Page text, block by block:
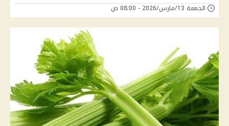
الجمعة 13/مارس/2026 - 08:00 ص